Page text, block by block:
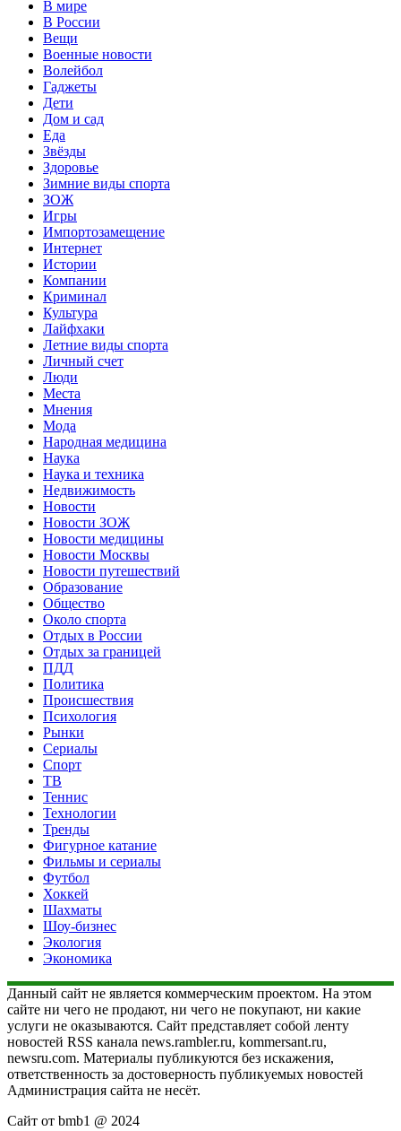
В мире
В России
Вещи
Военные новости
Волейбол
Гаджеты
Дети
Дом и сад
Еда
Звёзды
Здоровье
Зимние виды спорта
ЗОЖ
Игры
Импортозамещение
Интернет
Истории
Компании
Криминал
Культура
Лайфхаки
Летние виды спорта
Личный счет
Люди
Места
Мнения
Мода
Народная медицина
Наука
Наука и техника
Недвижимость
Новости
Новости ЗОЖ
Новости медицины
Новости Москвы
Новости путешествий
Образование
Общество
Около спорта
Отдых в России
Отдых за границей
ПДД
Политика
Происшествия
Психология
Рынки
Сериалы
Спорт
ТВ
Теннис
Технологии
Тренды
Фигурное катание
Фильмы и сериалы
Футбол
Хоккей
Шахматы
Шоу-бизнес
Экология
Экономика
Данный сайт не является коммерческим проектом. На этом
сайте ни чего не продают, ни чего не покупают, ни какие
услуги не оказываются. Сайт представляет собой ленту
новостей RSS канала news.rambler.ru, kommersant.ru,
newsru.com. Материалы публикуются без искажения,
ответственность за достоверность публикуемых новостей
Администрация сайта не несёт.
Сайт от bmb1 @ 2024